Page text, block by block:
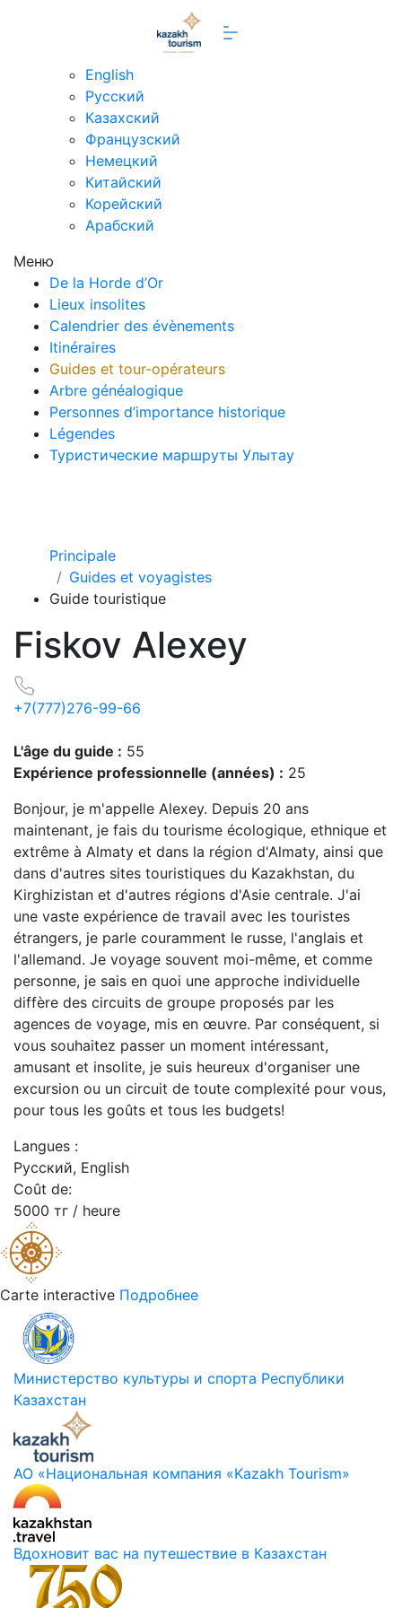
English
Русский
Казахский
Французский
Немецкий
Китайский
Корейский
Арабский
Меню
De la Horde d’Or
Lieux insolites
Calendrier des évènements
Itinéraires
Guides et tour-opérateurs
Arbre généalogique
Personnes d’importance historique
Légendes
Туристические маршруты Улытау
Principale
Guides et voyagistes
Guide touristique
Fiskov Alexey
+7(777)276-99-66
L'âge du guide : 55
Expérience professionnelle (années) : 25
Bonjour, je m'appelle Alexey. Depuis 20 ans
maintenant, je fais du tourisme écologique, ethnique et
extrême à Almaty et dans la région d'Almaty, ainsi que
dans d'autres sites touristiques du Kazakhstan, du
Kirghizistan et d'autres régions d'Asie centrale. J'ai
une vaste expérience de travail avec les touristes
étrangers, je parle couramment le russe, l'anglais et
l'allemand. Je voyage souvent moi-même, et comme
personne, je sais en quoi une approche individuelle
diffère des circuits de groupe proposés par les
agences de voyage, mis en œuvre. Par conséquent, si
vous souhaitez passer un moment intéressant,
amusant et insolite, je suis heureux d'organiser une
excursion ou un circuit de toute complexité pour vous,
pour tous les goûts et tous les budgets!
Langues :
Русский, English
Coût de:
5000 тг / heure
Carte interactive Подробнее
Министерство культуры и спорта Республики
Казахстан
АО «Национальная компания «Kazakh Tourism»
Вдохновит вас на путешествие в Казахстан